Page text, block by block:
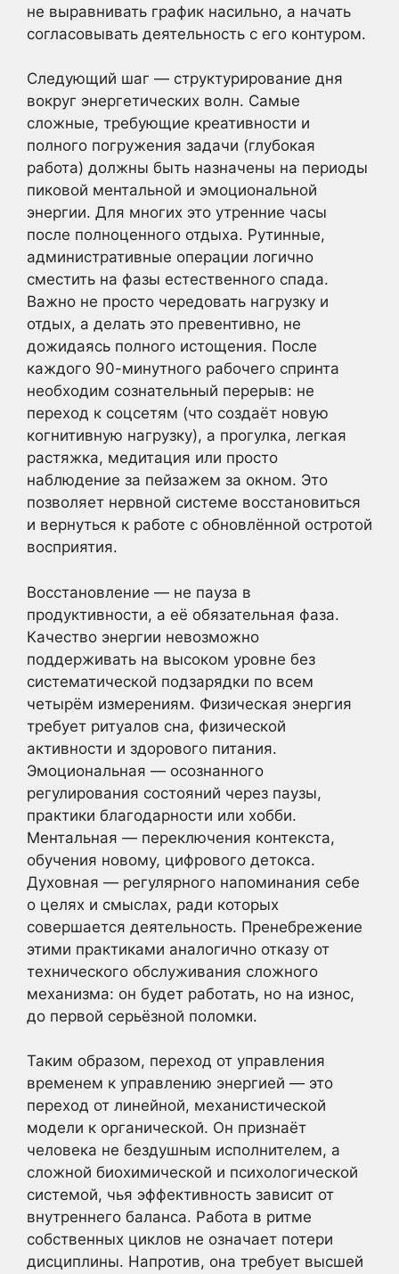
не выравнивать график насильно, а начать
согласовывать деятельность с его контуром.
Следующий шаг — структурирование дня
вокруг энергетических волн. Самые
сложные, требующие креативности и
полного погружения задачи (глубокая
работа) должны быть назначены на периоды
пиковой ментальной и эмоциональной
энергии. Для многих это утренние часы
после полноценного отдыха. Рутинные,
административные операции логично
сместить на фазы естественного спада.
Важно не просто чередовать нагрузку и
отдых, а делать это превентивно, не
дожидаясь полного истощения. После
каждого 90-минутного рабочего спринта
необходим сознательный перерыв: не
переход к соцсетям (что создаёт новую
когнитивную нагрузку), а прогулка, легкая
растяжка, медитация или просто
наблюдение за пейзажем за окном. Это
позволяет нервной системе восстановиться
и вернуться к работе с обновлённой остротой
восприятия.
Восстановление — не пауза в
продуктивности, а её обязательная фаза.
Качество энергии невозможно
поддерживать на высоком уровне без
систематической подзарядки по всем
четырём измерениям. Физическая энергия
требует ритуалов сна, физической
активности и здорового питания.
Эмоциональная — осознанного
регулирования состояний через паузы,
практики благодарности или хобби.
Ментальная — переключения контекста,
обучения новому, цифрового детокса.
Духовная — регулярного напоминания себе
о целях и смыслах, ради которых
совершается деятельность. Пренебрежение
этими практиками аналогично отказу от
технического обслуживания сложного
механизма: он будет работать, но на износ,
до первой серьёзной поломки.
Таким образом, переход от управления
временем к управлению энергией — это
переход от линейной, механистической
модели к органической. Он признаёт
человека не бездушным исполнителем, а
сложной биохимической и психологической
системой, чья эффективность зависит от
внутреннего баланса. Работа в ритме
собственных циклов не означает потери
дисциплины. Напротив, она требует высшей